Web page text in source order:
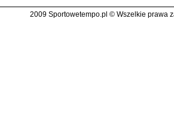
2009 Sportowetempo.pl © Wszelkie prawa